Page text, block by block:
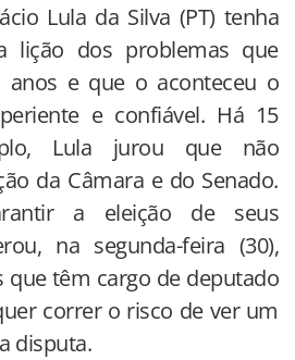
Lula da Silva (PT) tenha
lição dos problemas que
anos e que o aconteceu o
e confiável. Há 15
Lula jurou que não
da Câmara e do Senado.
a eleição de seus
na segunda-feira (30),
têm cargo de deputado
correr o risco de ver um
disputa.